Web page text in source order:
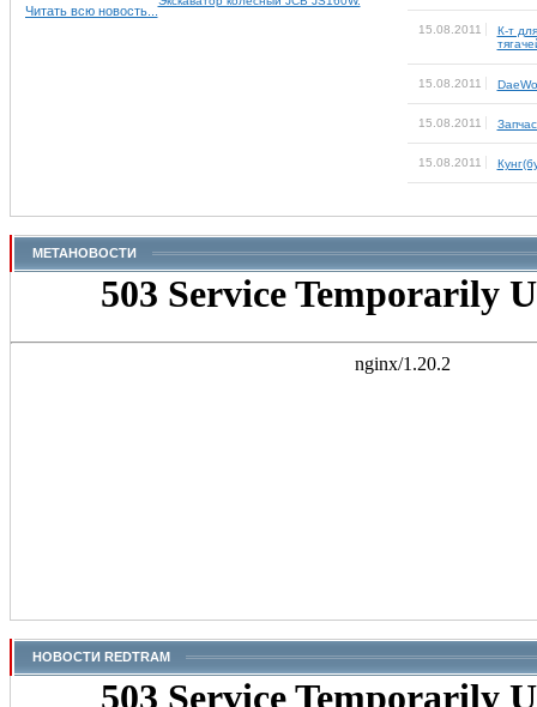
Читать всю новость...
15.08.2011 К-т
15.08.2011
15.08.2011
15.08.2011
МЕТАНОВОСТИ
НОВОСТИ REDTRAM